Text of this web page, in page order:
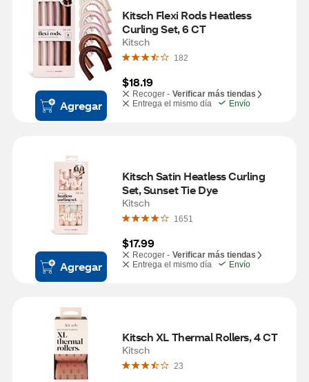
Agregar
Kitsch Flexi Rods Heatless
Curling Set, 6 CT
Kitsch
182
$18.19
Recoger - Verificar más tiendas
Entrega el mismo día
Envío
Agregar
Kitsch Satin Heatless Curling
Set, Sunset Tie Dye
Kitsch
1651
$17.99
Recoger - Verificar más tiendas
Entrega el mismo día
Envío
Kitsch XL Thermal Rollers, 4 CT
Kitsch
23